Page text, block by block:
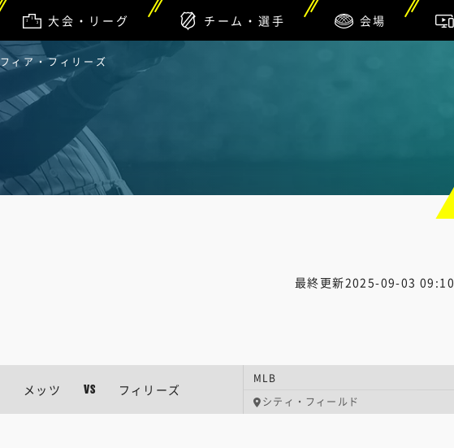
大会・リーグ チーム・選手 会場
ィア・フィリーズ
最終更新2025-09-03 09:10
メッツ VS フィリーズ
MLB
シティ・フィールド